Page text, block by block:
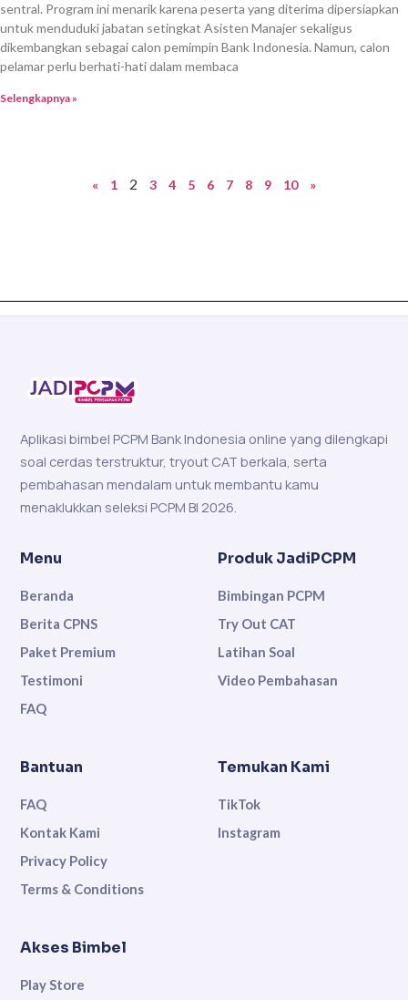
sentral. Program ini menarik karena peserta yang diterima dipersiapkan
untuk menduduki jabatan setingkat Asisten Manajer sekaligus
dikembangkan sebagai calon pemimpin Bank Indonesia. Namun, calon
pelamar perlu berhati-hati dalam membaca
Selengkapnya »
« 1 2 3 4 5 6 7 8 9 10 »
Aplikasi bimbel PCPM Bank Indonesia online yang dilengkapi
soal cerdas terstruktur, tryout CAT berkala, serta
pembahasan mendalam untuk membantu kamu
menaklukkan seleksi PCPM BI 2026.
Menu
Beranda
Berita CPNS
Paket Premium
Testimoni
FAQ
Produk JadiPCPM
Bimbingan PCPM
Try Out CAT
Latihan Soal
Video Pembahasan
Bantuan
FAQ
Kontak Kami
Privacy Policy
Terms & Conditions
Temukan Kami
TikTok
Instagram
Akses Bimbel
Play Store